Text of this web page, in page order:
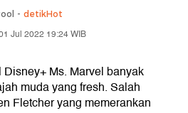
- detikHot
Jul 2022 19:24 WIB
Ms. Marvel banyak
muda yang fresh. Salah
Fletcher yang memerankan